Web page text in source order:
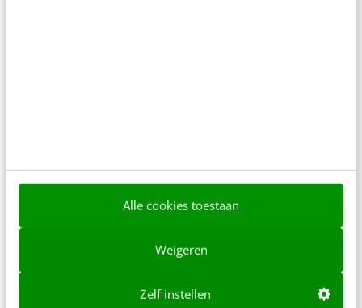
Alle cookies toestaan
Weigeren
Zelf instellen
veelgezochte zoekwoorden. Bovendien geeft
het zoekmachines en zoekers waardevolle